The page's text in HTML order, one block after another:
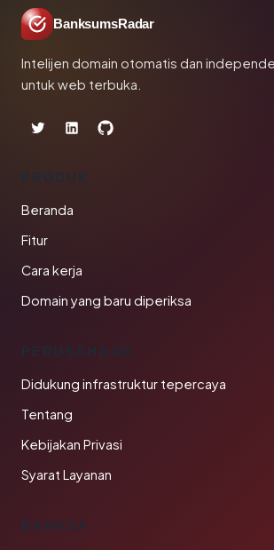
BanksumsRadar
Intelijen domain otomatis dan
untuk web terbuka.
PRODUK
Beranda
Fitur
Cara kerja
Domain yang baru diperiksa
PERUSAHAAN
Didukung infrastruktur tepercaya
Tentang
Kebijakan Privasi
Syarat Layanan
BAHASA